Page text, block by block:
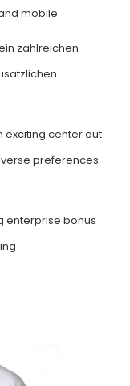
mobile
zahlreichen
exciting center out
preferences
enterprise bonus